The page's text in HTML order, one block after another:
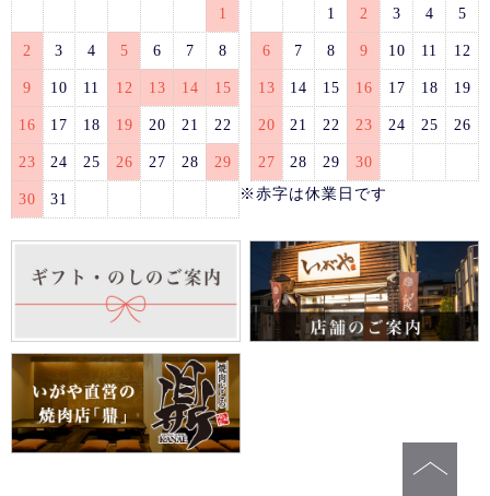
1
2 3 4 5 6 7 8
9 10 11 12 13 14 15
16 17 18 19 20 21 22
23 24 25 26 27 28 29
30 31
1 2 3 4 5
6 7 8 9 10 11 12
13 14 15 16 17 18 19
20 21 22 23 24 25 26
27 28 29
30
※赤字は休業日です